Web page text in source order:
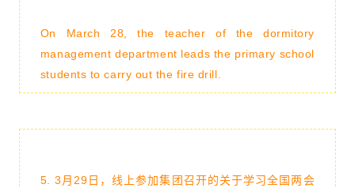
On March 28, the teacher of the dormitory
management department leads the primary school
students to carry out the fire drill.
5.3月29日，线上参加集团召开的关于学习全国两会